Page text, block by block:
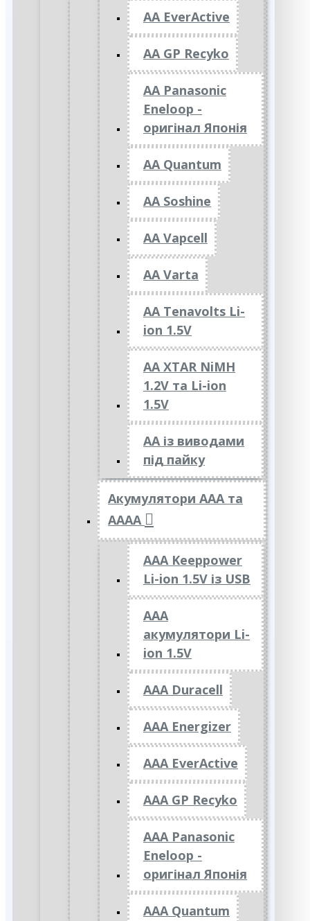
AA EverActive
AA GP Recyko
AA Panasonic
Eneloop -
оригінал Японія
AA Quantum
AA Soshine
AA Vapcell
AA Varta
AA Tenavolts Li-
ion 1.5V
AA XTAR NiMH
1.2V та Li-ion
1.5V
АА із виводами
під пайку
Акумулятори ААА та
АААА
AAA Keeppower
Li-ion 1.5V із USB
ААА
акумулятори Li-
ion 1.5V
AAA Duracell
AAA Energizer
AAA EverActive
AAA GP Recyko
AAA Panasonic
Eneloop -
оригінал Японія
AAA Quantum